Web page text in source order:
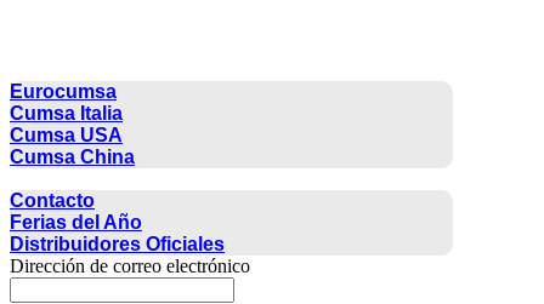
Eurocumsa
Cumsa Italia
Cumsa USA
Cumsa China
Contacto
Ferias del Año
Distribuidores Oficiales
Dirección de correo electrónico